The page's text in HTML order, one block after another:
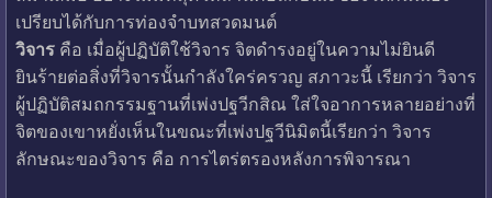
เปรียบได้กับการท่องจำบทสวดมนต์
วิจารคือ เมื่อผู้ปฏิบัติใช้วิจาร จิตดำรงอยู่ในความไม่ยินดี
ยินร้ายต่อสิ่งที่วิจารนั้นกำลังใคร่ครวญ สภาวะนี้ เรียกว่า วิจาร
ผู้ปฏิบัติสมถกรรมฐานที่เพ่งปฐวีกสิณ ใส่ใจอาการหลายอย่างที่
จิตของเขาหยั่งเห็นในขณะที่เพ่งปฐวีนิมิตนี้เรียกว่า วิจาร
ลักษณะของวิจาร คือ การไตร่ตรองหลังการพิจารณา